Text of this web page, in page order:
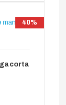
40%
corta